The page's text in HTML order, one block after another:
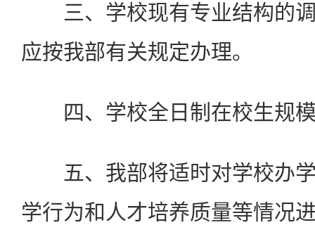
三、学校现有专业结构的调
应按我部有关规定办理。
四、学校全日制在校生规模
五、我部将适时对学校办学
学行为和人才培养质量等情况